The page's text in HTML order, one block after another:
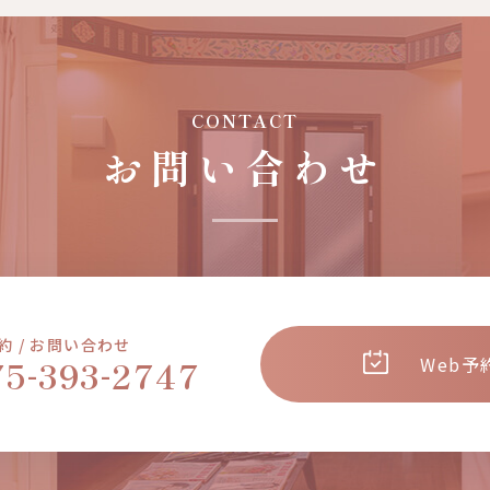
CONTACT
お問い合わせ
/ お問い合わせ
-393-2747 Web予